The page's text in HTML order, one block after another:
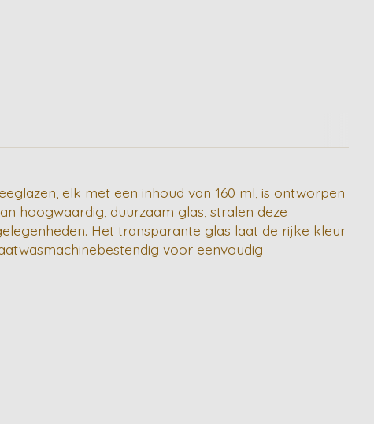
elk met een inhoud van 160 ml, is ontworpen
hoogwaardig, duurzaam glas, stralen deze
Het transparante glas laat de rijke kleur
voor eenvoudig